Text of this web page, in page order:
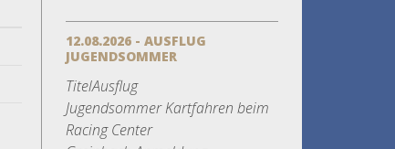
12.08.2026 - AUSFLUG
JUGENDSOMMER
TitelAusflug
Jugendsommer Kartfahren beim
Racing Center